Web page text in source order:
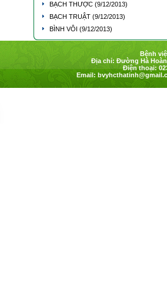
BẠCH THƯỢC (9/12/2013)
BẠCH TRUẬT (9/12/2013)
BÌNH VÔI (9/12/2013)
Bệnh
Địa chỉ: Đường Hà
Điện thoại:
Email: